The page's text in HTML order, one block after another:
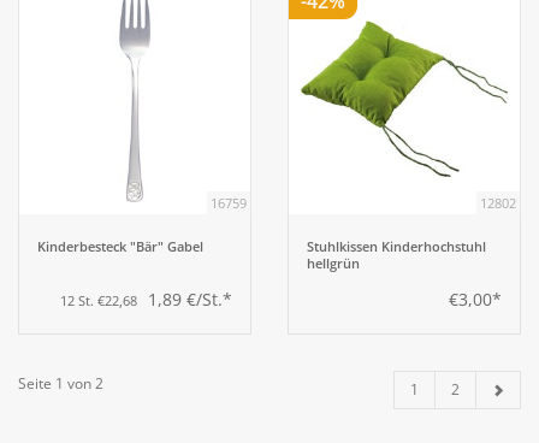
16759
Kinderbesteck "Bär" Gabel
12 St. €22,68 1,89 €/St.*
12802
Stuhlkissen Kinderhochstuhl
hellgrün
€3,00*
Seite 1 von 2 1 2